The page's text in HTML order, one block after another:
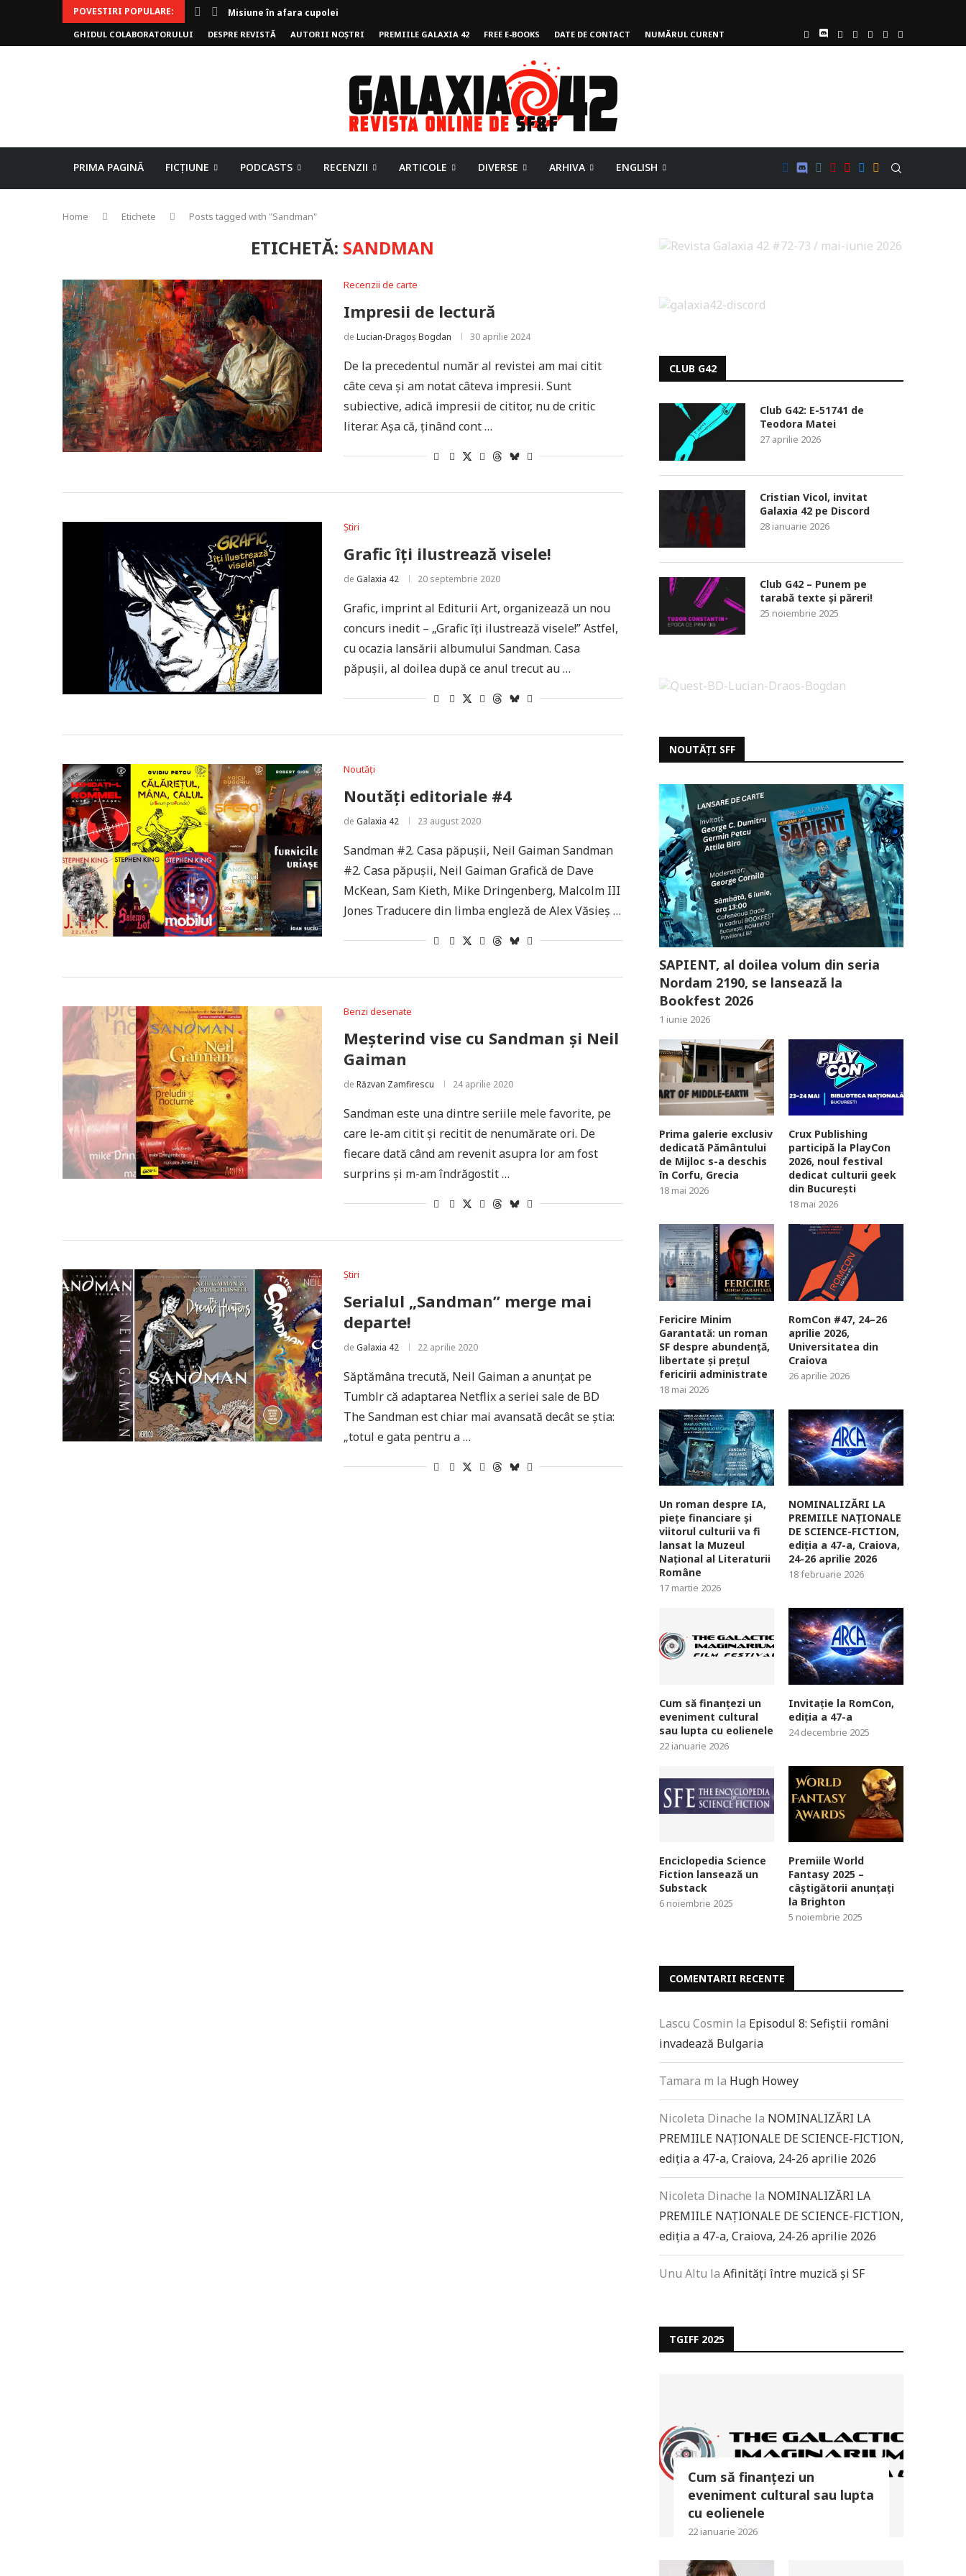
POVESTIRI POPULARE:
Misiune în afara cupolei
Invoker (video)
Alergarea de seară
Biblioteca lui Pavel
Rejuvenare
Falia
Arhivele Dincolo-Timpului
Axa lui Heron
Jumătatea goală
GHIDUL COLABORATORULUI DESPRE REVISTĂ AUTORII NOȘTRI PREMIILE GALAXIA 42 FREE E-BOOKS DATE DE CONTACT NUMĂRUL CURENT
PRIMA PAGINĂ FICȚIUNE PODCASTS RECENZII ARTICOLE DIVERSE ARHIVA ENGLISH
Home Etichete Posts tagged with "Sandman"
ETICHETĂ: SANDMAN
Recenzii de carte
Impresii de lectură
de Lucian-Dragoș Bogdan 30 aprilie 2024
De la precedentul număr al revistei am mai citit
câte ceva și am notat câteva impresii. Sunt
subiective, adică impresii de cititor, nu de critic
literar. Așa că, ținând cont …
Știri
Grafic îți ilustrează visele!
de Galaxia 42 20 septembrie 2020
Grafic, imprint al Editurii Art, organizează un nou
concurs inedit – „Grafic îți ilustrează visele!” Astfel,
cu ocazia lansării albumului Sandman. Casa
păpușii, al doilea după ce anul trecut au …
Noutăți
Noutăți editoriale #4
de Galaxia 42 23 august 2020
Sandman #2. Casa păpușii, Neil Gaiman Sandman
#2. Casa păpușii, Neil Gaiman Grafică de Dave
McKean, Sam Kieth, Mike Dringenberg, Malcolm III
Jones Traducere din limba engleză de Alex Văsieș …
Benzi desenate
Meșterind vise cu Sandman și Neil
Gaiman
de Răzvan Zamfirescu 24 aprilie 2020
Sandman este una dintre seriile mele favorite, pe
care le-am citit și recitit de nenumărate ori. De
fiecare dată când am revenit asupra lor am fost
surprins și m-am îndrăgostit …
Știri
Serialul „Sandman” merge mai
departe!
de Galaxia 42 22 aprilie 2020
Săptămâna trecută, Neil Gaiman a anunțat pe
Tumblr că adaptarea Netflix a seriei sale de BD
The Sandman est chiar mai avansată decât se știa:
„totul e gata pentru a …
CLUB G42
Club G42: E-51741 de
Teodora Matei
27 aprilie 2026
Cristian Vicol, invitat
Galaxia 42 pe Discord
28 ianuarie 2026
Club G42 – Punem pe
tarabă texte și păreri!
25 noiembrie 2025
NOUTĂȚI SFF
SAPIENT, al doilea volum din seria
Nordam 2190, se lansează la
Bookfest 2026
1 iunie 2026
Prima galerie exclusiv
dedicată Pământului
de Mijloc s-a deschis
în Corfu, Grecia
18 mai 2026
Crux Publishing
participă la PlayCon
2026, noul festival
dedicat culturii geek
din București
18 mai 2026
Fericire Minim
Garantată: un roman
SF despre abundență,
libertate și prețul
fericirii administrate
18 mai 2026
RomCon #47, 24–26
aprilie 2026,
Universitatea din
Craiova
26 aprilie 2026
Un roman despre IA,
piețe financiare și
viitorul culturii va fi
lansat la Muzeul
Național al Literaturii
Române
17 martie 2026
NOMINALIZĂRI LA
PREMIILE NAȚIONALE
DE SCIENCE-FICTION,
ediția a 47-a, Craiova,
24-26 aprilie 2026
18 februarie 2026
Cum să finanțezi un
eveniment cultural
sau lupta cu eolienele
22 ianuarie 2026
Invitație la RomCon,
ediția a 47-a
24 decembrie 2025
Enciclopedia Science
Fiction lansează un
Substack
6 noiembrie 2025
Premiile World
Fantasy 2025 –
câștigătorii anunțați
la Brighton
5 noiembrie 2025
COMENTARII RECENTE
Lascu Cosmin la Episodul 8: Sefiștii români
invadează Bulgaria
Tamara m la Hugh Howey
Nicoleta Dinache la NOMINALIZĂRI LA
PREMIILE NAȚIONALE DE SCIENCE-FICTION,
ediția a 47-a, Craiova, 24-26 aprilie 2026
Nicoleta Dinache la NOMINALIZĂRI LA
PREMIILE NAȚIONALE DE SCIENCE-FICTION,
ediția a 47-a, Craiova, 24-26 aprilie 2026
Unu Altu la Afinități între muzică și SF
TGIFF 2025
Cum să finanțezi un
eveniment cultural sau lupta
cu eolienele
22 ianuarie 2026